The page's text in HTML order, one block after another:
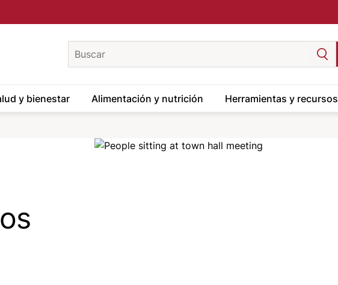
keywords
y bienestar Alimentación y nutrición Herramientas y recursos
Image